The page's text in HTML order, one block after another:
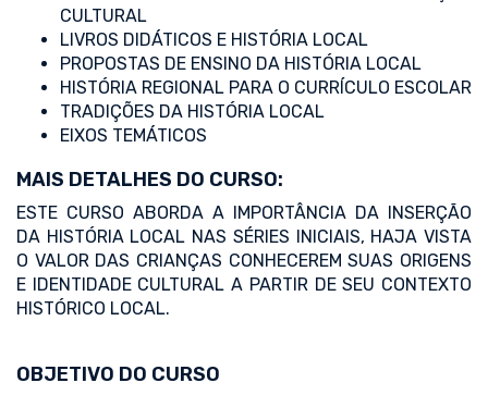
CULTURAL
LIVROS DIDÁTICOS E HISTÓRIA LOCAL
PROPOSTAS DE ENSINO DA HISTÓRIA LOCAL
HISTÓRIA REGIONAL PARA O CURRÍCULO ESCOLAR
TRADIÇÕES DA HISTÓRIA LOCAL
EIXOS TEMÁTICOS
MAIS DETALHES DO CURSO:
ESTE CURSO ABORDA A IMPORTÂNCIA DA INSERÇÃO
DA HISTÓRIA LOCAL NAS SÉRIES INICIAIS, HAJA VISTA
O VALOR DAS CRIANÇAS CONHECEREM SUAS ORIGENS
E IDENTIDADE CULTURAL A PARTIR DE SEU CONTEXTO
HISTÓRICO LOCAL.
OBJETIVO DO CURSO